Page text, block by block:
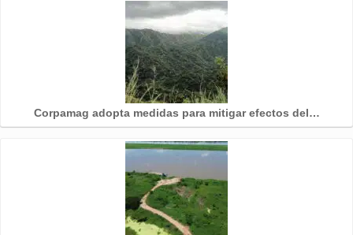
Corpamag adopta medidas para mitigar efectos del…